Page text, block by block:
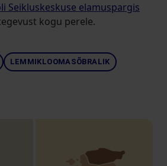
Seikluskeskuse elamuspargis
kogu perele.
LEMMIKLOOMASÕBRALIK